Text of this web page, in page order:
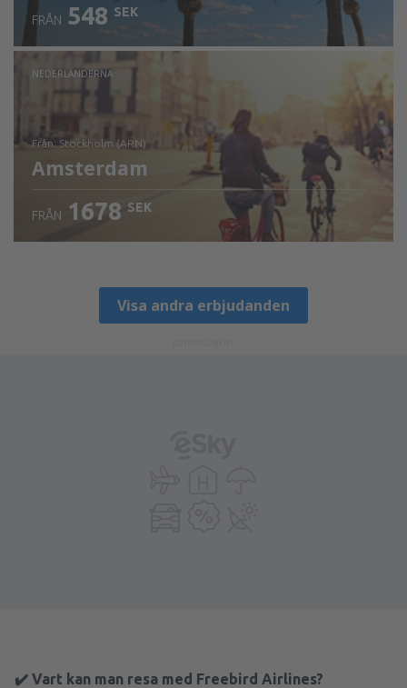
FRÅN 548 SEK
NEDERLÄNDERNA
från: Stockholm (ARN)
Amsterdam
FRÅN 1678 SEK
Visa andra erbjudanden
✔️ Vart kan man resa med Freebird Airlines?